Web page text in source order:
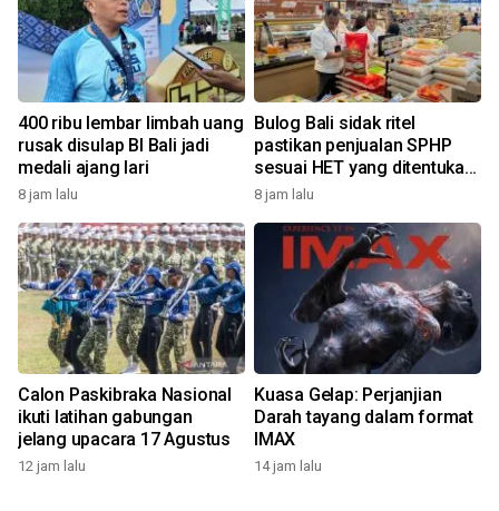
400 ribu lembar limbah uang
rusak disulap BI Bali jadi
medali ajang lari
8 jam lalu
Bulog Bali sidak ritel
pastikan penjualan SPHP
sesuai HET yang ditentukan
pemerintah
8 jam lalu
Calon Paskibraka Nasional
ikuti latihan gabungan
jelang upacara 17 Agustus
12 jam lalu
Kuasa Gelap: Perjanjian
Darah tayang dalam format
IMAX
14 jam lalu